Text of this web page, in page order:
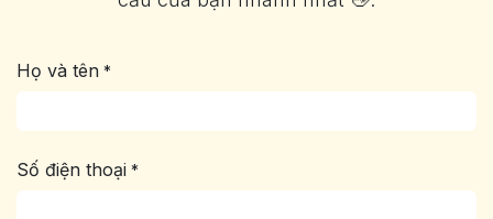
Họ và tên *
Số điện thoại *